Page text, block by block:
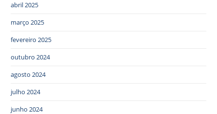
abril 2025
março 2025
fevereiro 2025
outubro 2024
agosto 2024
julho 2024
junho 2024